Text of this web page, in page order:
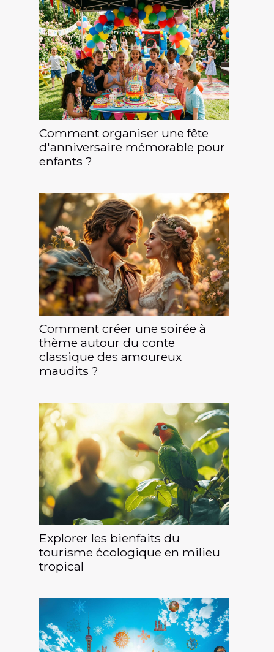
Comment organiser une fête
d'anniversaire mémorable pour
enfants ?
Comment créer une soirée à
thème autour du conte
classique des amoureux
maudits ?
Explorer les bienfaits du
tourisme écologique en milieu
tropical